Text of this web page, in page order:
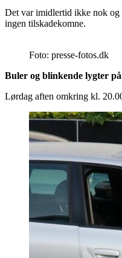
Det var imidlertid ikke nok og
ingen tilskadekomne.
Foto: presse-fotos.dk
Buler og blinkende lygter
Lørdag aften omkring kl.